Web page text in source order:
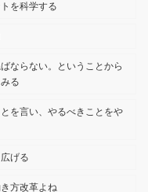
を科学する
ならない。ということから
る
を言い、やるべきことをや
げる
方改革よね